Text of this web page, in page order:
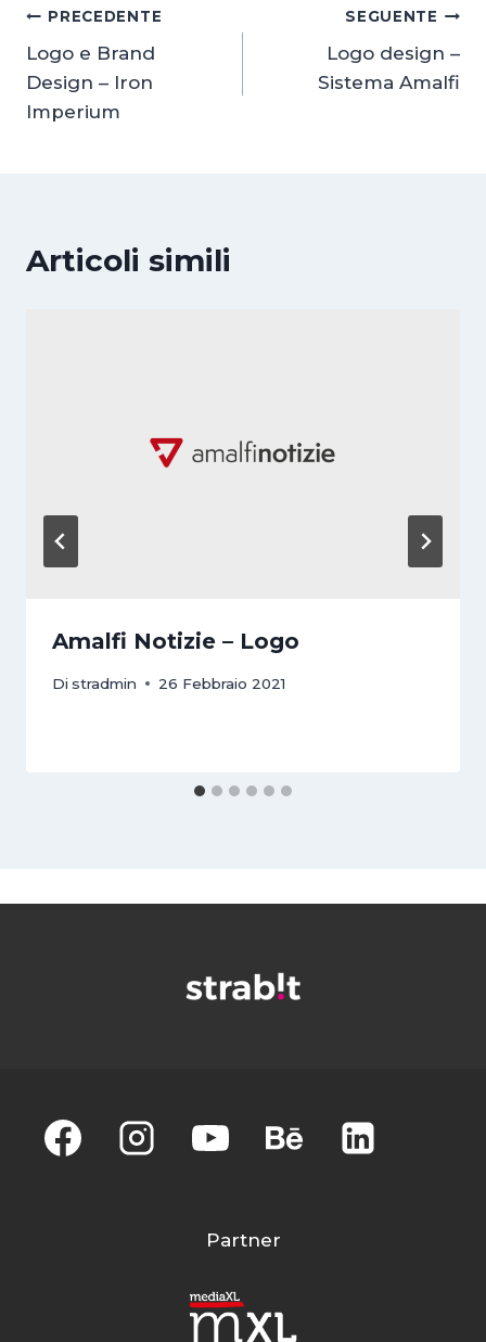
Navigazione
articoli
PRECEDENTE
Logo e Brand
Design – Iron
Imperium
SEGUENTE
Logo design –
Sistema Amalfi
Articoli simili
Amalfi Notizie – Logo
Di stradmin 26 Febbraio 2021
Partner